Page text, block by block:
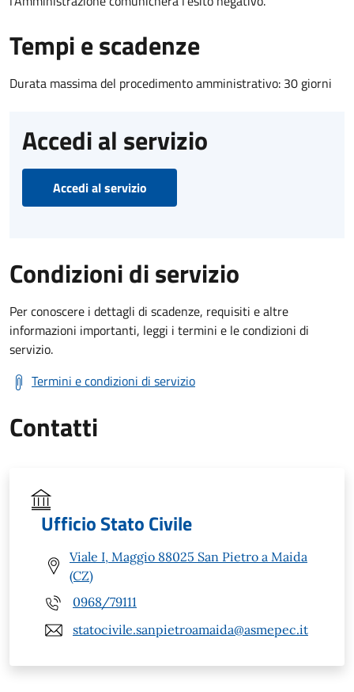
Tempi e scadenze
Durata massima del procedimento amministrativo: 30 giorni
Accedi al servizio
Accedi al servizio
Condizioni di servizio
Per conoscere i dettagli di scadenze, requisiti e altre
informazioni importanti, leggi i termini e le condizioni di
servizio.
Termini e condizioni di servizio
Contatti
Ufficio Stato Civile
Viale I, Maggio 88025 San Pietro a Maida
(CZ)
0968/79111
statocivile.sanpietroamaida@asmepec.it